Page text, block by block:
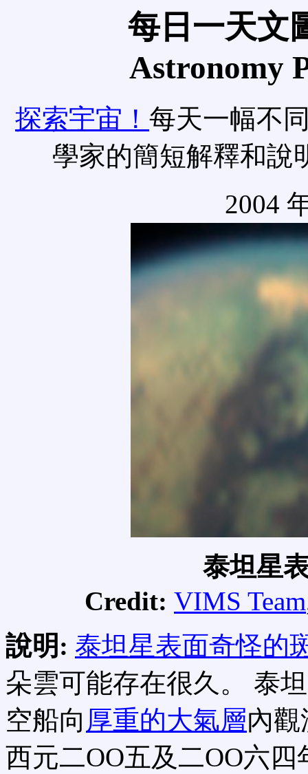
每日一天文
Astronomy
探索宇宙！ 每天一幅不
學家的簡短解釋和說
2004
泰坦星
Credit: VIMS Team
說明: 泰坦星表面奇怪的
朵雲可能存在很久。 泰
空船向 厚重的大氣層內
西元二OO五及二OO六